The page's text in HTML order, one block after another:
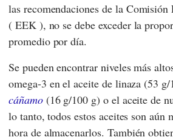
las recomendaciones de la Comisión
( EEK ), no se debe exceder la
promedio por día.
Se pueden encontrar niveles más
omega-3 en el aceite de linaza (53 g/
cáñamo(16 g/100 g) o el aceite de
lo tanto, todos estos aceites son aún
hora de almacenarlos. También